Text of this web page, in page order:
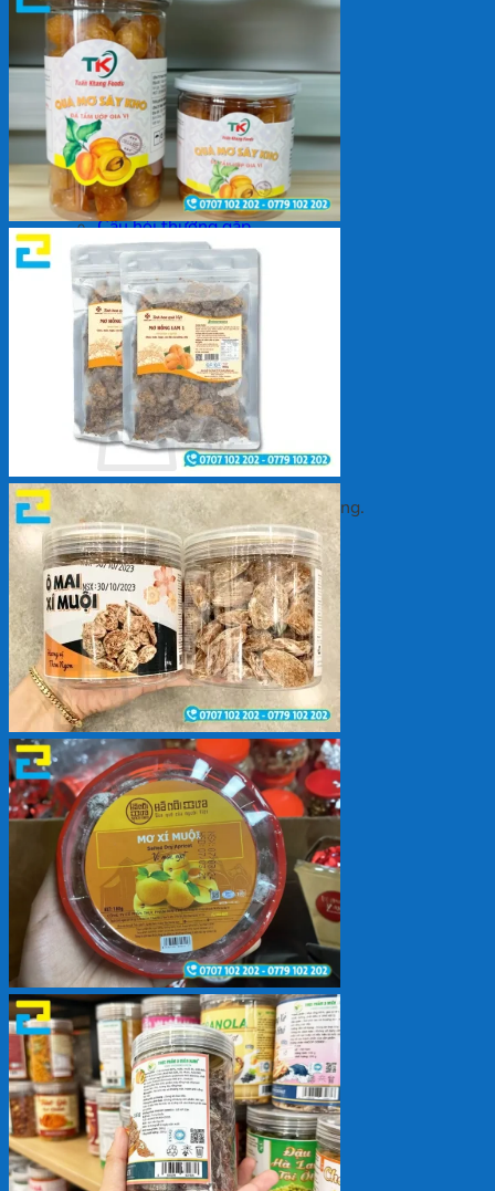
Backdrop
In Tem Nhãn
In Decal
Tin tức
Tin Tức In Kỹ Thuật Số
Tin Tức In UV
Tin tức công ty
Tuyển dụng
Câu hỏi thường gặp
Liên hệ
Tìm
kiếm:
Giỏ hàng /0₫
Chưa có sản phẩm trong giỏ hàng.
Quay trở lại cửa hàng
Giỏ hàng
Chưa có sản phẩm trong giỏ hàng.
Quay trở lại cửa hàng